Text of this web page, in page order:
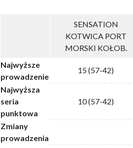
SENSATION
KOTWICA PORT
MORSKI KOŁOB.
Najwyższe
prowadzenie
15 (57-42)
Najwyższa
seria
punktowa
10 (57-42)
Zmiany
prowadzenia